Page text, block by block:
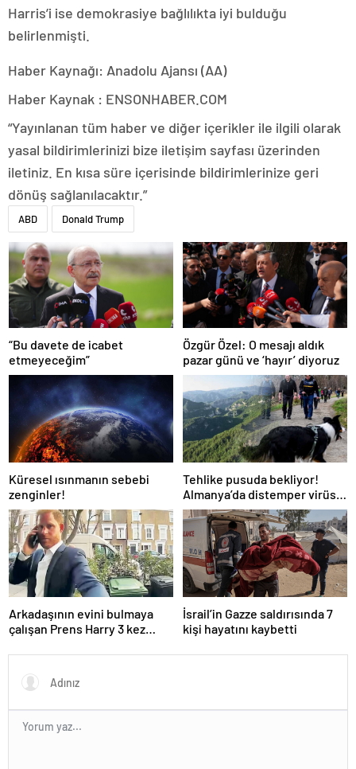
Harris’i ise demokrasiye bağlılıkta iyi bulduğu
belirlenmişti.
Haber Kaynağı: Anadolu Ajansı (AA)
Haber Kaynak : ENSONHABER.COM
“Yayınlanan tüm haber ve diğer içerikler ile ilgili olarak
yasal bildirimlerinizi bize iletişim sayfası üzerinden
iletiniz. En kısa süre içerisinde bildirimlerinize geri
dönüş sağlanılacaktır.”
ABD Donald Trump
“Bu davete de icabet
etmeyeceğim”
Özgür Özel: O mesajı aldık
pazar günü ve ‘hayır’ diyoruz
Küresel ısınmanın sebebi
zenginler!
Tehlike pusuda bekliyor!
Almanya’da distemper virüsü
yayılıyor: Çoğu
kurtarılamayacak!
Arkadaşının evini bulmaya
çalışan Prens Harry 3 kez
İsrail’in Gazze saldırısında 7
kişi hayatını kaybetti